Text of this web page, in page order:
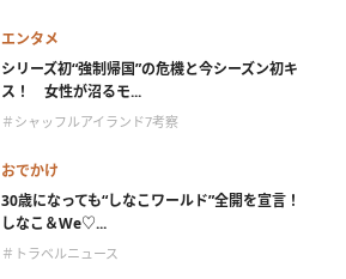
エンタメ
シリーズ初“強制帰国”の危機と今シーズン初キ
ス！ 女性が沼るモ...
＃シャッフルアイランド7考察
おでかけ
30歳になっても“しなこワールド”全開を宣言！
しなこ＆We♡...
＃トラベルニュース